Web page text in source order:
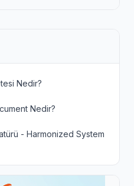
Nedir?
Nedir?
- Harmonized System